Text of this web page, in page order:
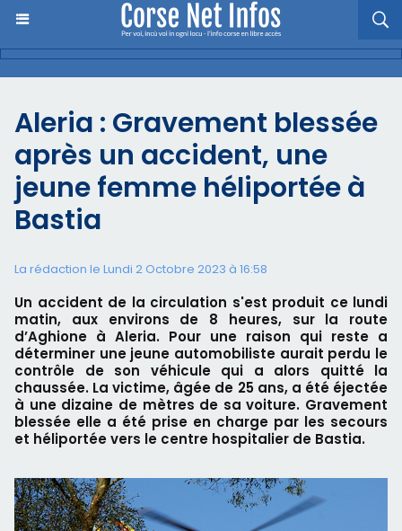
Aleria : Gravement blessée
après un accident, une
jeune femme héliportée à
Bastia
La rédaction le Lundi 2 Octobre 2023 à 16:58
Un accident de la circulation s'est produit ce lundi
matin, aux environs de 8 heures, sur la route
d’Aghione à Aleria. Pour une raison qui reste a
déterminer une jeune automobiliste aurait perdu le
contrôle de son véhicule qui a alors quitté la
chaussée. La victime, âgée de 25 ans, a été éjectée
à une dizaine de mètres de sa voiture. Gravement
blessée elle a été prise en charge par les secours
et héliportée vers le centre hospitalier de Bastia.